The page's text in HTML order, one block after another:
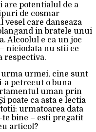
are potentialul de a
de cosmar
vesel care danseaza
in bratele unui
Alcoolul e ca un joc
niciodata nu stii ce
respectiva.
urma urmei, cine sunt
a petrecut o buna
uman prin
poate ca asta e lectia
urmatoarea data
bine – esti pregatit
articol?